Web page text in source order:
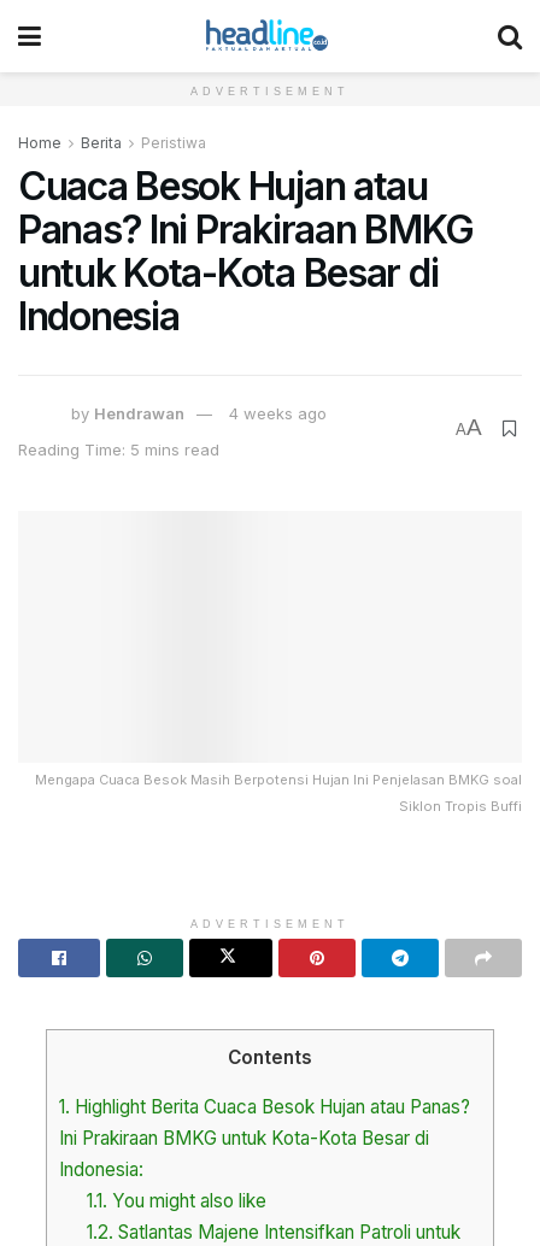
ADVERTISEMENT
Home Berita Peristiwa
Cuaca Besok Hujan atau
Panas? Ini Prakiraan BMKG
untuk Kota-Kota Besar di
Indonesia
by Hendrawan
4 weeks ago
Reading Time: 5 mins read
AA
Mengapa Cuaca Besok Masih Berpotensi Hujan Ini Penjelasan BMKG soal
Siklon Tropis Buffi
ADVERTISEMENT
Contents
1. Highlight Berita Cuaca Besok Hujan atau Panas?
Ini Prakiraan BMKG untuk Kota-Kota Besar di
Indonesia:
1.1. You might also like
1.2. Satlantas Majene Intensifkan Patroli untuk